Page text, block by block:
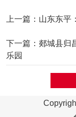
上一篇： 山东东平
下一篇： 郯城县归
乐园